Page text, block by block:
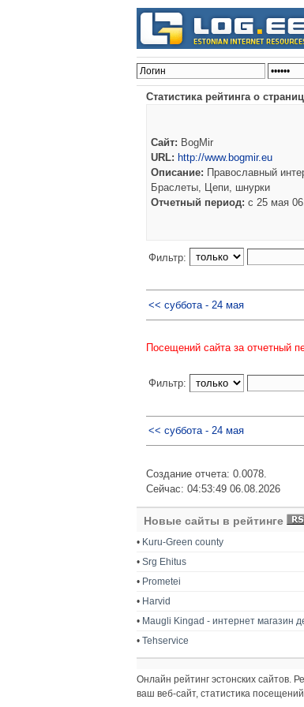
Статистика рейтинга о
Сайт: BogMir
URL: http://www.bogmir.eu
Описание: Православный
Браслеты, Цепи, шнурки
Отчетный период: c 25 мая
Фильтр:
<< суббота - 24 мая
Посещений сайта за отчетный
Фильтр:
<< суббота - 24 мая
Создание отчета: 0.0078.
Сейчас: 04:53:49 06.08.2026
Новые сайты в рейтинге
• Kuru-Green county
• Srg Ehitus
• Prometei
• Harvid
• Maugli Kingad - интернет магазин
• Tehservice
Онлайн рейтинг эстонских сайтов.
ваш веб-сайт, статистика